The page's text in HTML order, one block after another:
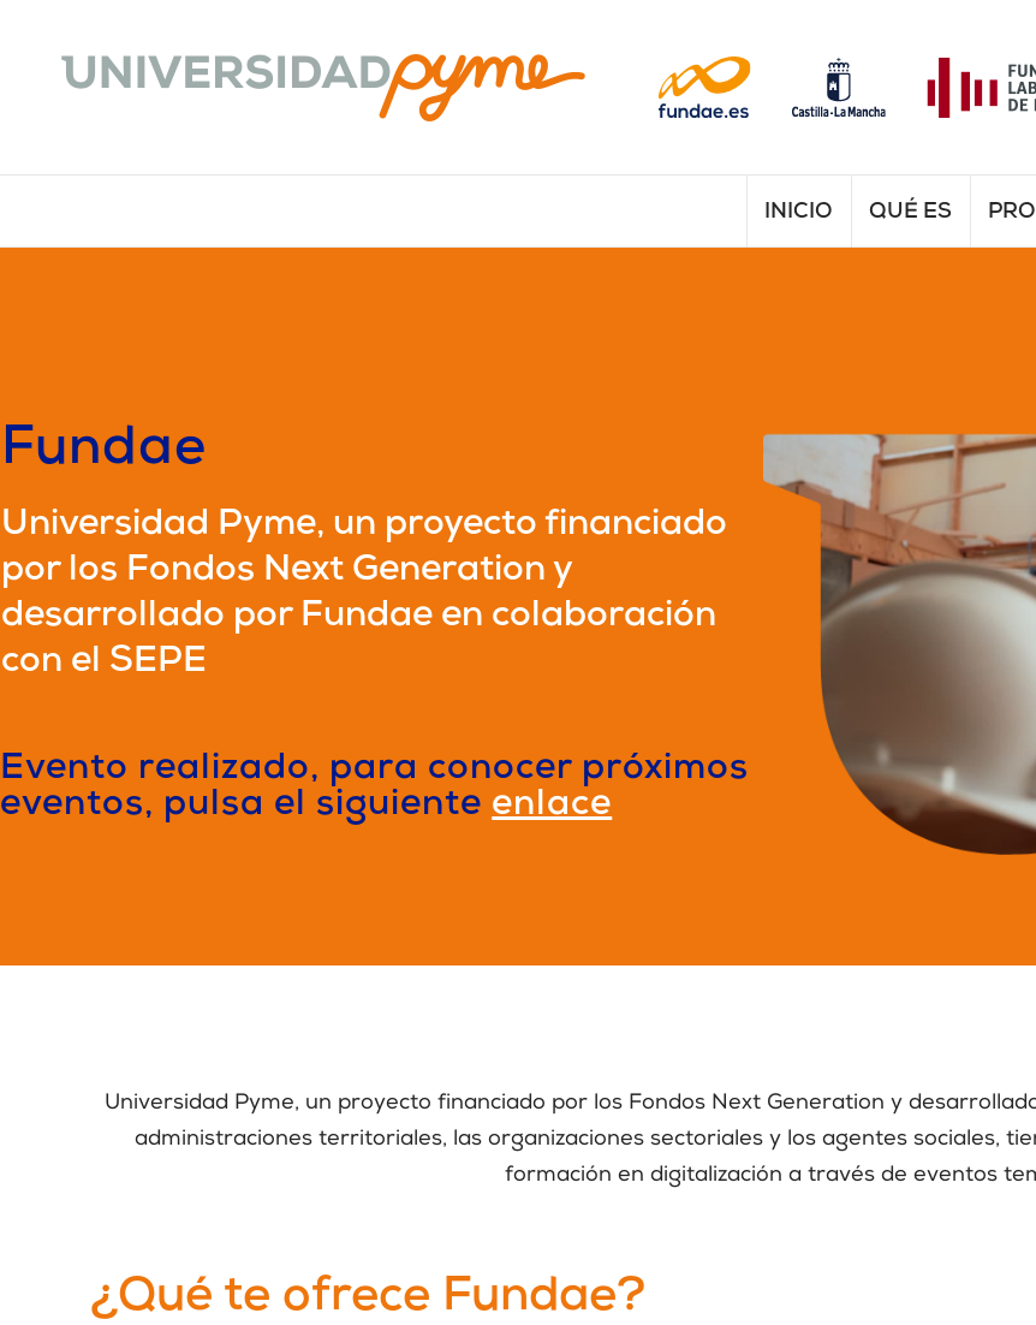
INICIO QUÉ ES
Universidad Pyme, un proyecto financiado
por los Fondos Next Generation y
desarrollado por Fundae en colaboración
con el SEPE
Fundae
Evento realizado, para conocer próximos
eventos, pulsa el siguienteenlace
Universidad Pyme, un proyecto financiado por los Fondos Next Generation y
administraciones territoriales, las organizaciones sectoriales y los agentes sociales,
formación en digitalización a través de eventos
¿Qué te ofrece Fundae?